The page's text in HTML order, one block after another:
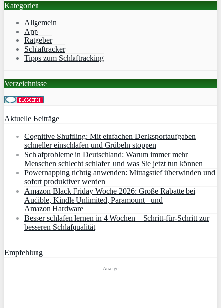
Kategorien
Allgemein
App
Ratgeber
Schlaftracker
Tipps zum Schlaftracking
Verzeichnisse
Aktuelle Beiträge
Cognitive Shuffling: Mit einfachen Denksportaufgaben
schneller einschlafen und Grübeln stoppen
Schlafprobleme in Deutschland: Warum immer mehr
Menschen schlecht schlafen und was Sie jetzt tun können
Powernapping richtig anwenden: Mittagstief überwinden und
sofort produktiver werden
Amazon Black Friday Woche 2026: Große Rabatte bei
Audible, Kindle Unlimited, Paramount+ und
Amazon Hardware
Besser schlafen lernen in 4 Wochen – Schritt‑für‑Schritt zur
besseren Schlafqualität
Empfehlung
Anzeige